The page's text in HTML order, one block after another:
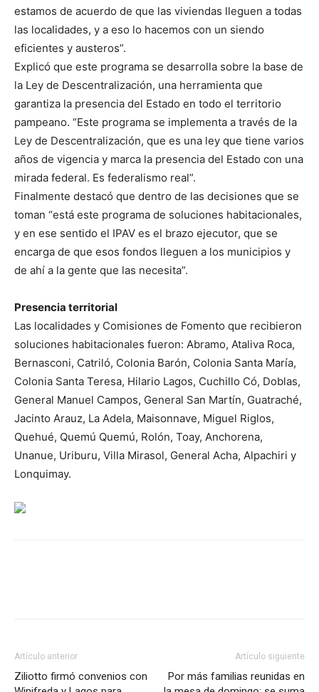
estamos de acuerdo de que las viviendas lleguen a todas
las localidades, y a eso lo hacemos con un siendo
eficientes y austeros”.
Explicó que este programa se desarrolla sobre la base de
la Ley de Descentralización, una herramienta que
garantiza la presencia del Estado en todo el territorio
pampeano. “Este programa se implementa a través de la
Ley de Descentralización, que es una ley que tiene varios
años de vigencia y marca la presencia del Estado con una
mirada federal. Es federalismo real”.
Finalmente destacó que dentro de las decisiones que se
toman “está este programa de soluciones habitacionales,
y en ese sentido el IPAV es el brazo ejecutor, que se
encarga de que esos fondos lleguen a los municipios y
de ahí a la gente que las necesita”.
Presencia territorial
Las localidades y Comisiones de Fomento que recibieron
soluciones habitacionales fueron: Abramo, Ataliva Roca,
Bernasconi, Catriló, Colonia Barón, Colonia Santa María,
Colonia Santa Teresa, Hilario Lagos, Cuchillo Có, Doblas,
General Manuel Campos, General San Martín, Guatraché,
Jacinto Arauz, La Adela, Maisonnave, Miguel Riglos,
Quehué, Quemú Quemú, Rolón, Toay, Anchorena,
Unanue, Uriburu, Villa Mirasol, General Acha, Alpachiri y
Lonquimay.
Artículo anterior
Ziliotto firmó convenios con
Artículo siguiente
Por más familias reunidas en